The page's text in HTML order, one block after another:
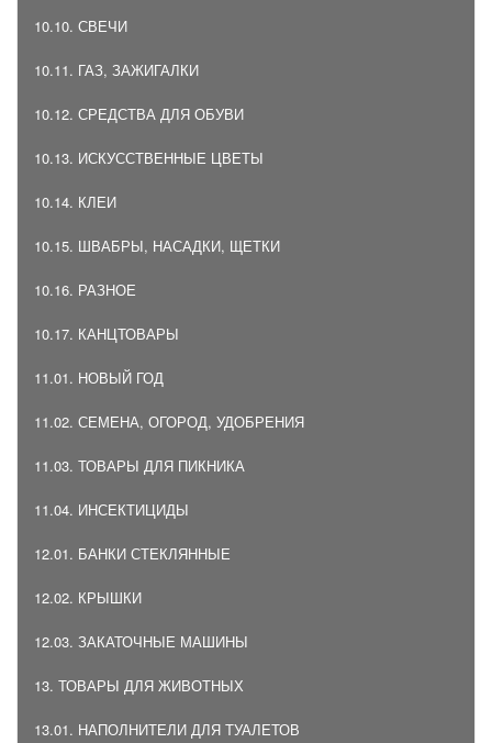
10.10. СВЕЧИ
10.11. ГАЗ, ЗАЖИГАЛКИ
10.12. СРЕДСТВА ДЛЯ ОБУВИ
10.13. ИСКУССТВЕННЫЕ ЦВЕТЫ
10.14. КЛЕИ
10.15. ШВАБРЫ, НАСАДКИ, ЩЕТКИ
10.16. РАЗНОЕ
10.17. КАНЦТОВАРЫ
11.01. НОВЫЙ ГОД
11.02. СЕМЕНА, ОГОРОД, УДОБРЕНИЯ
11.03. ТОВАРЫ ДЛЯ ПИКНИКА
11.04. ИНСЕКТИЦИДЫ
12.01. БАНКИ СТЕКЛЯННЫЕ
12.02. КРЫШКИ
12.03. ЗАКАТОЧНЫЕ МАШИНЫ
13. ТОВАРЫ ДЛЯ ЖИВОТНЫХ
13.01. НАПОЛНИТЕЛИ ДЛЯ ТУАЛЕТОВ